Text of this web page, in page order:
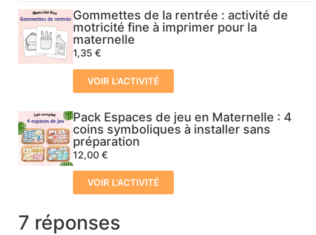
Gommettes de la rentrée : activité de
motricité fine à imprimer pour la
maternelle
1,35 €
VOIR L'ACTIVITÉ
Pack Espaces de jeu en Maternelle : 4
coins symboliques à installer sans
préparation
12,00 €
VOIR L'ACTIVITÉ
7 réponses